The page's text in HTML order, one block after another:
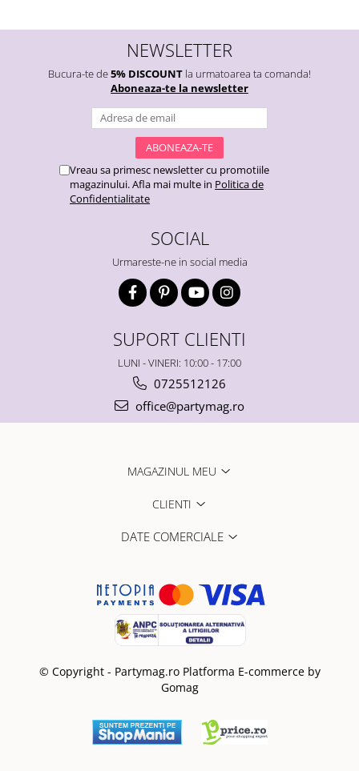
NEWSLETTER
Bucura-te de5% DISCOUNT la urmatoarea ta comanda!
Aboneaza-te la newsletter
Vreau sa primesc newsletter cu promotiile
magazinului. Afla mai multe in Politica de
Confidentialitate
SOCIAL
Urmareste-ne in social media
SUPORT CLIENTI
LUNI - VINERI: 10:00 - 17:00
0725512126
office@partymag.ro
MAGAZINUL MEU
CLIENTI
DATE COMERCIALE
© Copyright - Partymag.ro Platforma E-commerce by
Gomag